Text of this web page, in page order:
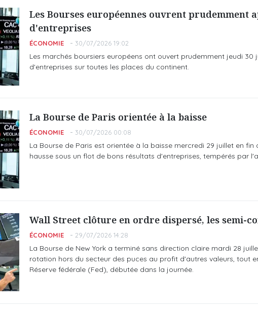
Les Bourses européennes ouvrent prudemment
d'entreprises
ÉCONOMIE 30/07/2026 19:02
Les marchés boursiers européens ont ouvert prudemment jeudi
d'entreprises sur toutes les places du continent.
La Bourse de Paris orientée à la baisse
ÉCONOMIE 30/07/2026 00:08
La Bourse de Paris est orientée à la baisse mercredi 29 juillet en
hausse sous un flot de bons résultats d'entreprises, tempérés par
Wall Street clôture en ordre dispersé, les semi-
ÉCONOMIE 29/07/2026 14:28
La Bourse de New York a terminé sans direction claire mardi 28
rotation hors du secteur des puces au profit d'autres valeurs, tout
Réserve fédérale (Fed), débutée dans la journée.